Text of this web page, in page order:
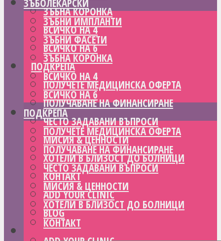
ЗЪБНА КОРОНКА
ВСИЧКО НА 4
ВСИЧКО НА 6
ПОДКРЕПА
ПОЛУЧЕТЕ МЕДИЦИНСКА ОФЕРТА
ПОЛУЧАВАНЕ НА ФИНАНСИРАНЕ
ЧЕСТО ЗАДАВАНИ ВЪПРОСИ
МИСИЯ & ЦЕННОСТИ
ХОТЕЛИ В БЛИЗОСТ ДО БОЛНИЦИ
КОНТАКТ
ADD YOUR CLINIC
BLOG
ЗЪБОЛЕКАРСКИ
ЗЪБНИ ИМПЛАНТИ
ЗЪБНИ ФАСЕТИ
ЗЪБНА КОРОНКА
ВСИЧКО НА 4
ВСИЧКО НА 6
ПОДКРЕПА
ПОЛУЧЕТЕ МЕДИЦИНСКА ОФЕРТА
ПОЛУЧАВАНЕ НА ФИНАНСИРАНЕ
ЧЕСТО ЗАДАВАНИ ВЪПРОСИ
МИСИЯ & ЦЕННОСТИ
ХОТЕЛИ В БЛИЗОСТ ДО БОЛНИЦИ
КОНТАКТ